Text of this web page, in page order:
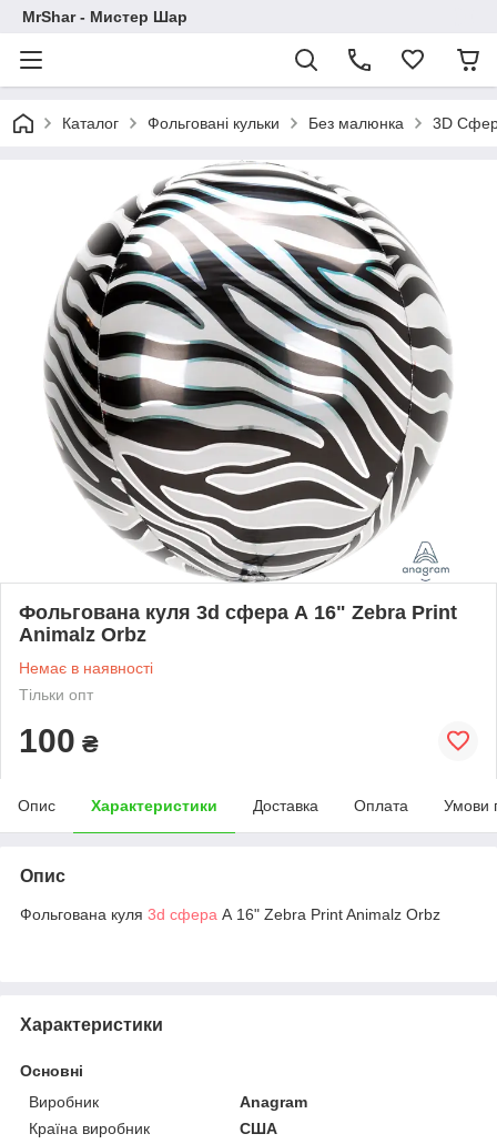
MrShar - Мистер Шар
Каталог Фольговані кульки Без малюнка 3D
Фольгована куля 3d сфера А 16" Zebra Print
Animalz Orbz
Немає в наявності
Тільки опт
100 ₴
Опис Характеристики Доставка Оплата Умови
Опис
Фольгована куля 3d сфера А 16" Zebra Print Animalz Orbz
Характеристики
Основні
Виробник
Anagram
Країна виробник
США